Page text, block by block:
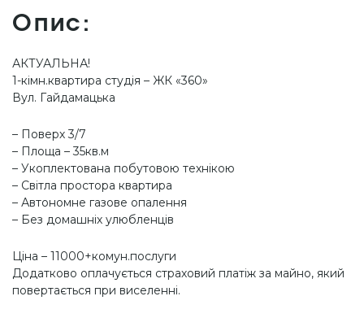
Опис:
АКТУАЛЬНА!
1-кімн.квартира студія – ЖК «360»
Вул. Гайдамацька
– Поверх 3/7
– Площа – 35кв.м
– Укоплектована побутовою технікою
– Світла простора квартира
– Автономне газове опалення
– Без домашніх улюбленців
Ціна – 11000+комун.послуги
Додатково оплачується страховий платіж за майно, який
повертається при виселенні.